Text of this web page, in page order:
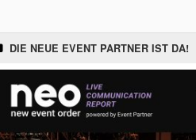
DIE NEUE EVENT PARTNER IST DA!